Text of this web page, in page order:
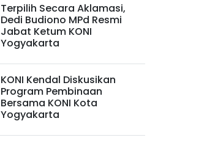
Terpilih Secara Aklamasi,
Dedi Budiono MPd Resmi
Jabat Ketum KONI
Yogyakarta
KONI Kendal Diskusikan
Program Pembinaan
Bersama KONI Kota
Yogyakarta